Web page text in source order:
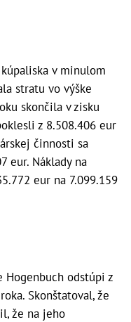
v minulom
stratu vo výške
skončila v zisku
z 8.508.406 eur
činnosti sa
eur. Náklady na
eur na 7.099.159
odstúpi z
Skonštatoval, že
že na jeho